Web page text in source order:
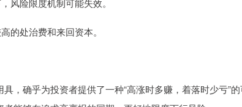
风险限度机制可能失效。
的处治费和来回资本。
，确乎为投资者提供了一种“高涨时多赚，着落时少亏”